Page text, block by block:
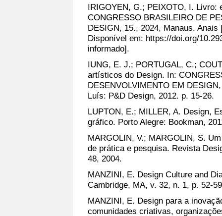
IRIGOYEN, G.; PEIXOTO, I. Livro:
CONGRESSO BRASILEIRO DE
DESIGN, 15., 2024, Manaus.
Disponível em: https://doi.org/
informado].
IUNG, E. J.; PORTUGAL, C.;
artísticos do Design. In:
DESENVOLVIMENTO EM
Luís: P&D Design, 2012. p. 15-26.
LUPTON, E.; MILLER, A. Design,
gráfico. Porto Alegre: Bookman,
MARGOLIN, V.; MARGOLIN, S.
de prática e pesquisa. Revista
48, 2004.
MANZINI, E. Design Culture and
Cambridge, MA, v. 32, n. 1, p. 52-
MANZINI, E. Design para a
comunidades criativas,